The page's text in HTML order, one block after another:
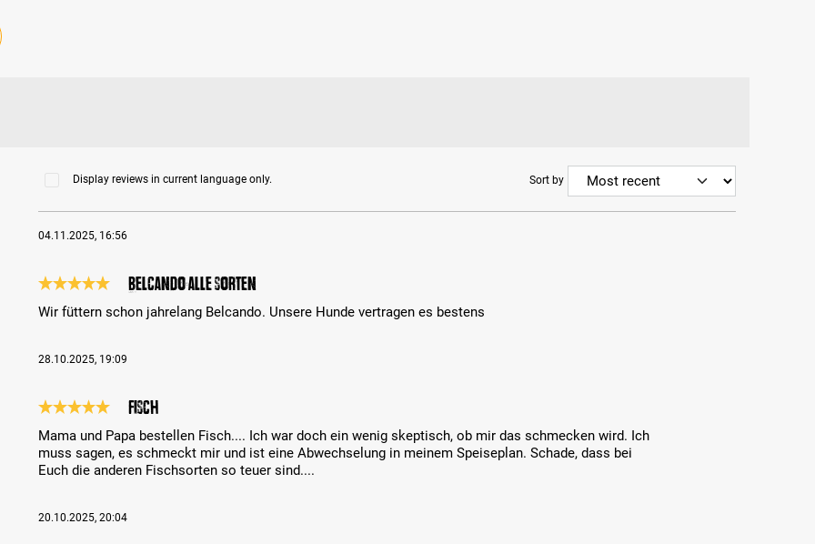
Display reviews in current language only. Sort by
04.11.2025, 16:56
Belcando alle Sorten
Wir füttern schon jahrelang Belcando. Unsere Hunde vertragen es bestens
28.10.2025, 19:09
Fisch
Mama und Papa bestellen Fisch.... Ich war doch ein wenig skeptisch, ob mir das schmecken wird. Ich
muss sagen, es schmeckt mir und ist eine Abwechselung in meinem Speiseplan. Schade, dass bei
Euch die anderen Fischsorten so teuer sind....
20.10.2025, 20:04